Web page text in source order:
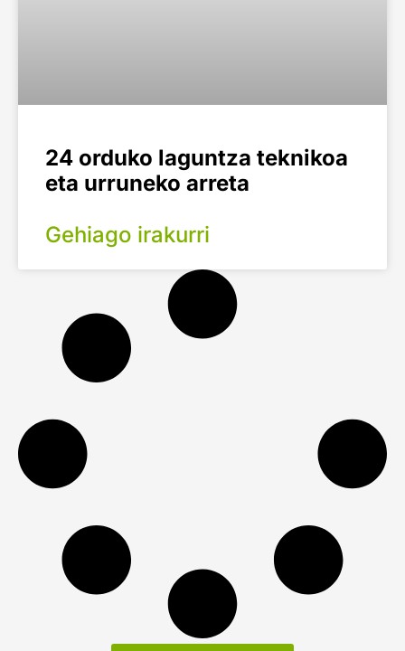
24 orduko laguntza teknikoa
eta urruneko arreta
Gehiago irakurri